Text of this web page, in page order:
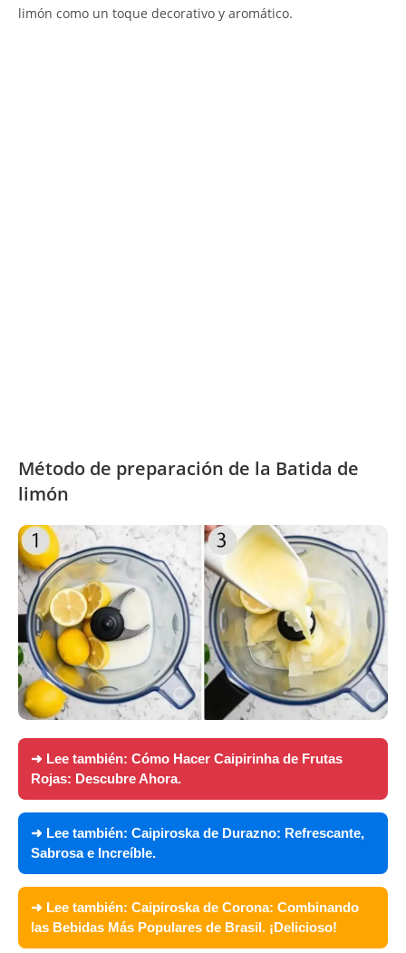
limón como un toque decorativo y aromático.
Método de preparación de la Batida de
limón
➜ Lee también: Cómo Hacer Caipirinha de Frutas
Rojas: Descubre Ahora.
➜ Lee también: Caipiroska de Durazno: Refrescante,
Sabrosa e Increíble.
➜ Lee también: Caipiroska de Corona: Combinando
las Bebidas Más Populares de Brasil. ¡Delicioso!